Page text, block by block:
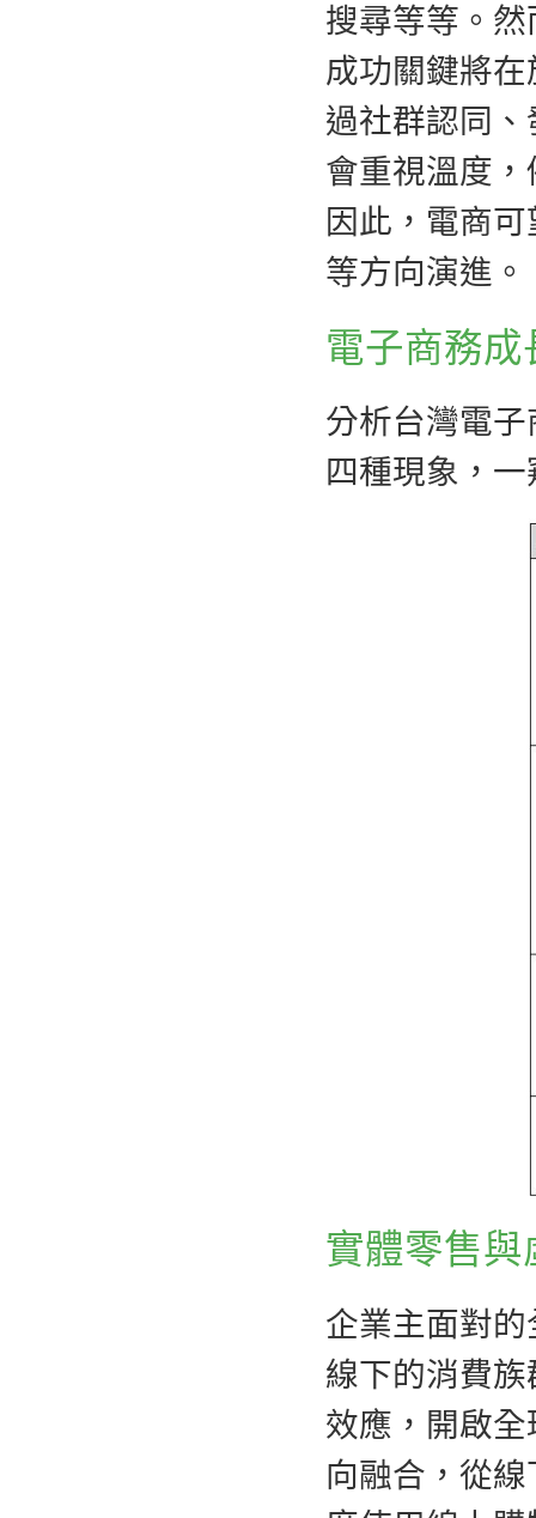
搜尋等等。
成功關鍵將
過社群認同
會重視溫度
因此，電商
等方向演進。
電子商務成
分析台灣電
四種現象，
實體零售與
企業主面對
線下的消費
效應，開啟
向融合，從線